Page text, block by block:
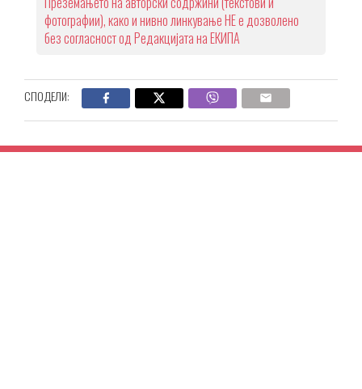
фотографии), како и нивно линкување НЕ е дозволено
без согласност од Редакцијата на ЕКИПА
СПОДЕЛИ: